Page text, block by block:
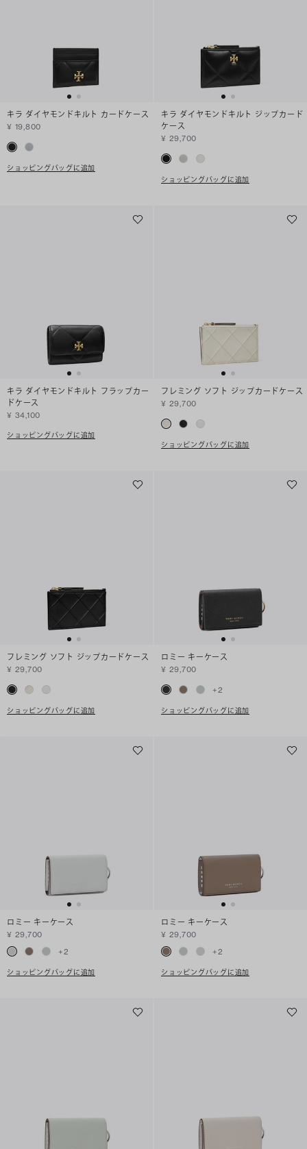
キラ ダイヤモンドキルト カードケース
¥ 19,800
ショッピングバッグに追加
キラ ダイヤモンドキルト ジップカード
ケース
¥ 29,700
ショッピングバッグに追加
キラ ダイヤモンドキルト フラップカー
ドケース
¥ 34,100
ショッピングバッグに追加
フレミング ソフト ジップカードケース
¥ 29,700
ショッピングバッグに追加
フレミング ソフト ジップカードケース
¥ 29,700
ショッピングバッグに追加
ロミー キーケース
¥ 29,700
+2
ショッピングバッグに追加
ロミー キーケース
¥ 29,700
+2
ショッピングバッグに追加
ロミー キーケース
¥ 29,700
+2
ショッピングバッグに追加